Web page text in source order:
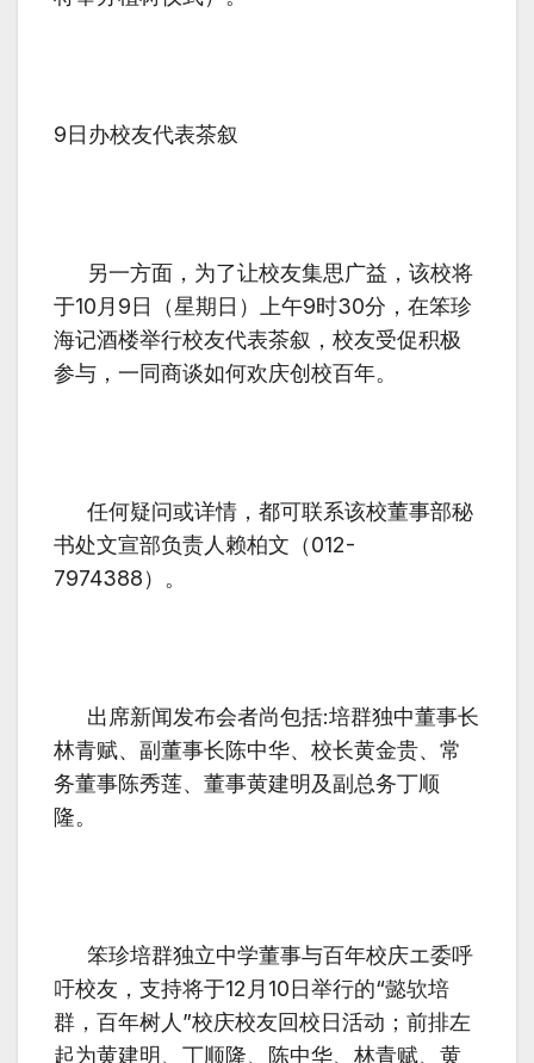
9日办校友代表茶叙
另一方面，为了让校友集思广益，该校将
于10月 9日（星期日）上午9时30分，在笨珍
海记酒楼举行校友代表茶叙，校友受促积极
参与，一同商谈如何欢庆创校百年。
任何疑问或详情，都可联系该校董事部秘
书处文宣部负责人赖柏文（012-
7974388）。
出席新闻发布会者尚包括:培群独中董事长
林青赋、副董事长陈中华、校长黄金贵、常
务董事陈秀莲、董事黄建明及副总务丁顺
隆。
笨珍培群独立中学董事与百年校庆エ委呼
吁校友，支持将于12 月 10日举行的“懿欤培
群，百年树人”校庆校友回校日活动；前排左
起为黄建明、丁顺隆、陈中华、林青赋、黄